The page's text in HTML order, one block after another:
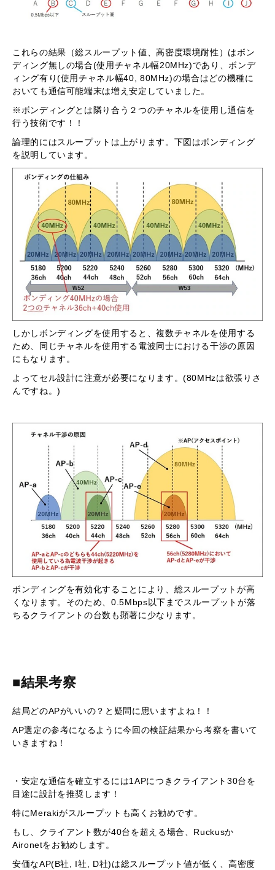
これらの結果（総スループット値、高密度環境耐性）はボン
ディング無しの場合(使用チャネル幅20MHz)であり、ボンデ
ィング有り(使用チャネル幅40, 80MHz)の場合はどの機種に
おいても通信可能端末は増え安定していました。
※ボンディングとは隣り合う２つのチャネルを使用し通信を
行う技術です！！
論理的にはスループットは上がります。下図はボンディング
を説明しています。
しかしボンディングを使用すると、複数チャネルを使用する
ため、同じチャネルを使用する電波同士における干渉の原因
にもなります。
よってセル設計に注意が必要になります。(80MHzは欲張りさ
んですね。)
ボンディングを有効化することにより、総スループットが高
くなります。そのため、0.5Mbps以下までスループットが落
ちるクライアントの台数も顕著に少なります。
■結果考察
結局どのAPがいいの？と疑問に思いますよね！！
AP選定の参考になるように今回の検証結果から考察を書いて
いきますね！
・安定な通信を確立するには1APにつきクライアント30台を
目途に設計を推奨します！
特にMerakiがスループットも高くお勧めです。
もし、クライアント数が40台を超える場合、Ruckusか
Aironetをお勧めします。
安価なAP(B社, I社, D社)は総スループット値が低く、高密度